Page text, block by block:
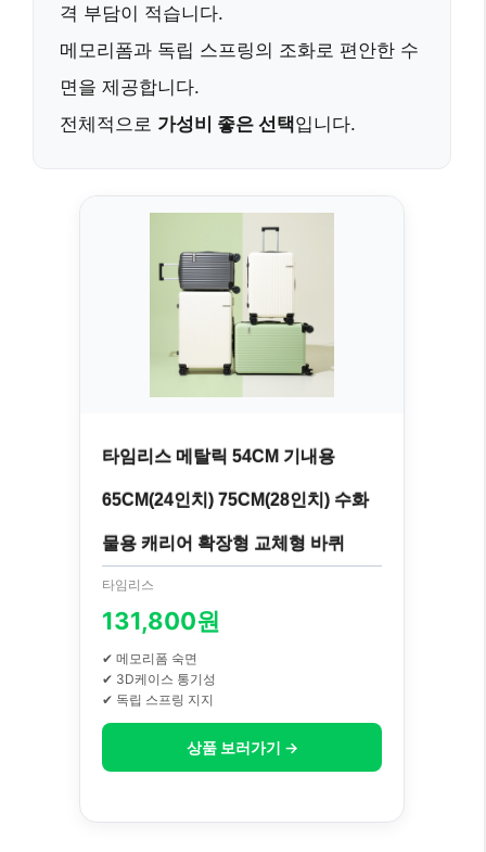
격 부담이 적습니다.
메모리폼과 독립 스프링의 조화로 편안한 수
면을 제공합니다.
전체적으로 가성비 좋은 선택입니다.
타임리스 메탈릭 54CM 기내용
65CM(24인치) 75CM(28인치) 수화
물용 캐리어 확장형 교체형 바퀴
타임리스
131,800원
✔ 메모리폼 숙면
✔ 3D케이스 통기성
✔ 독립 스프링 지지
상품 보러가기 →